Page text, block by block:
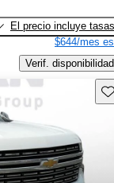
El precio incluye tasas
$644/mes
Verif. disponibilidad